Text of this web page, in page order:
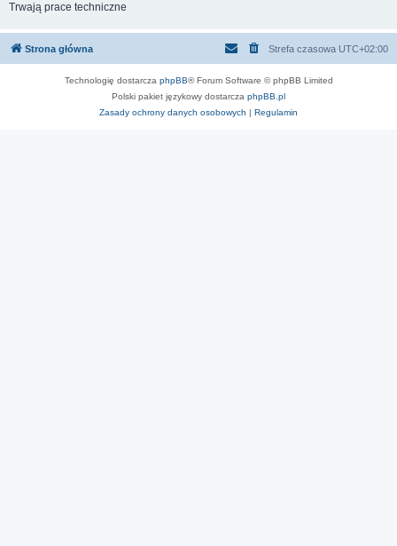
Trwają prace techniczne
Strona główna Strefa czasowa UTC+02:00
Technologię dostarcza phpBB® Forum Software © phpBB Limited
Polski pakiet językowy dostarcza phpBB.pl
Zasady ochrony danych osobowych | Regulamin